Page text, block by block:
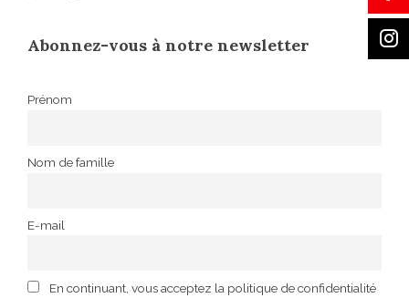
Abonnez-vous à notre newsletter
Prénom
Nom de famille
E-mail
En continuant, vous acceptez la politique de confidentialité